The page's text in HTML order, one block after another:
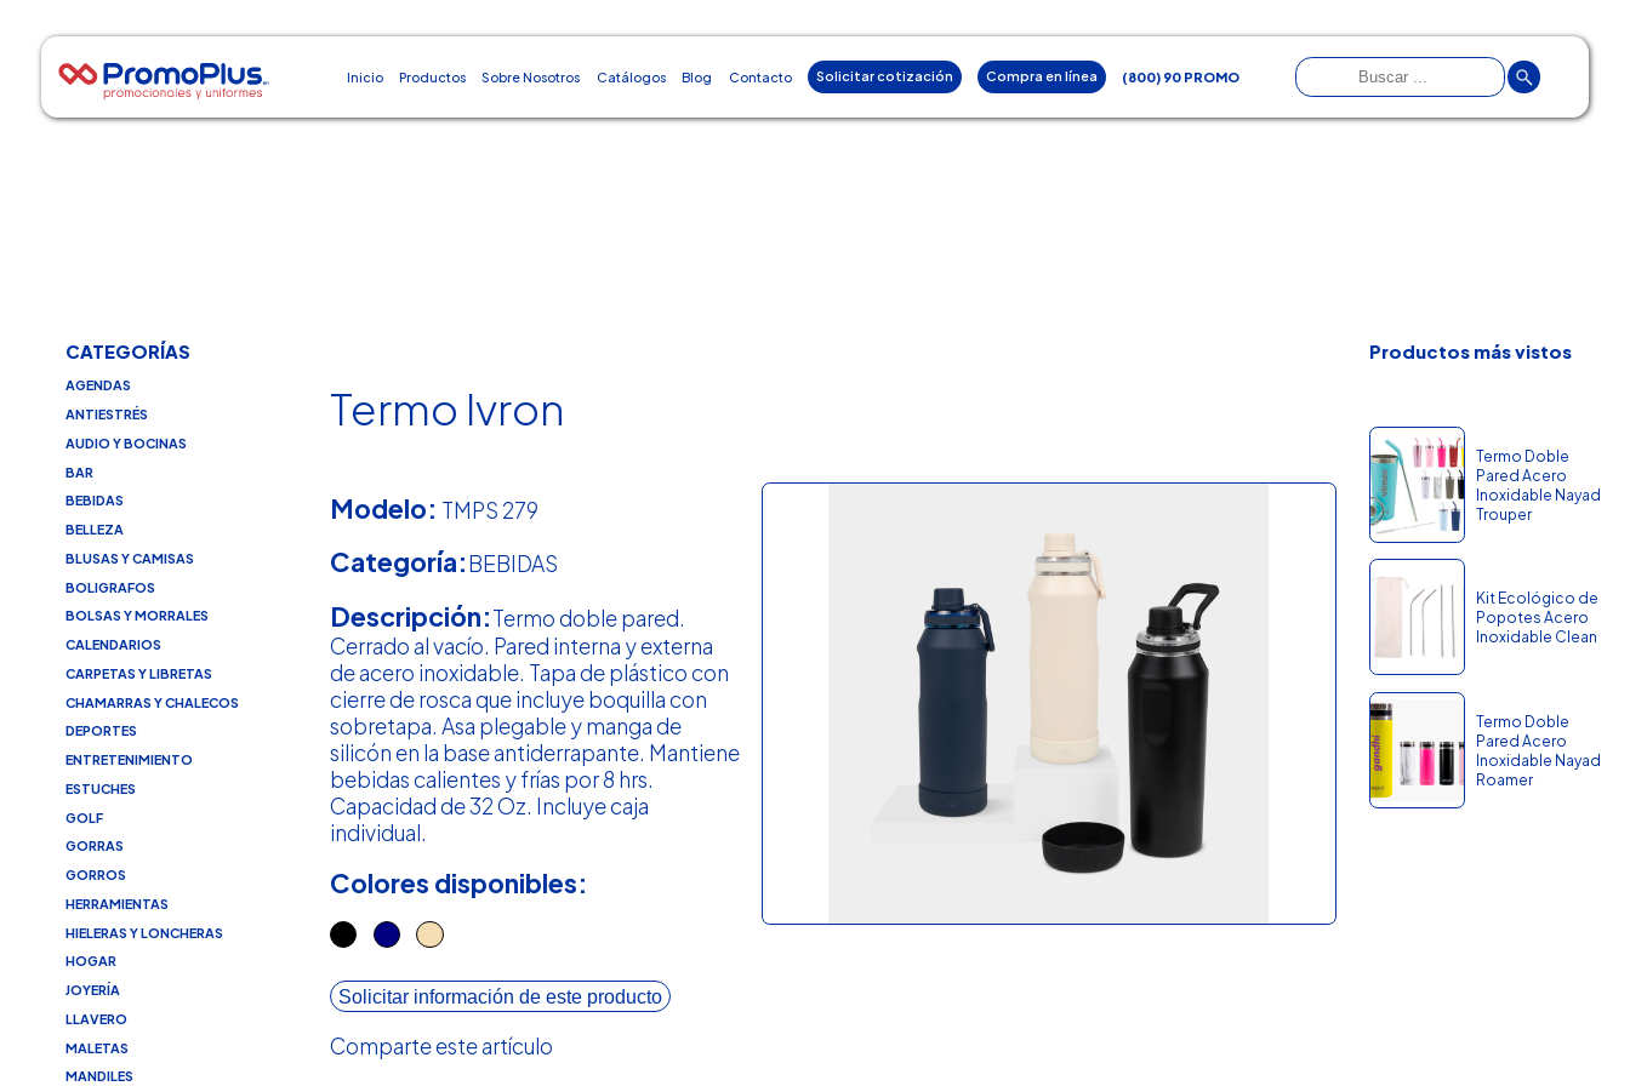
Inicio Productos Sobre Nosotros Catálogos Blog Contacto Solicitar cotización Compra en línea (800) 90 PROMO
CATEGORÍAS
AGENDAS
ANTIESTRÉS
AUDIO Y BOCINAS
BAR
BEBIDAS
BELLEZA
BLUSAS Y CAMISAS
BOLIGRAFOS
BOLSAS Y MORRALES
CALENDARIOS
CARPETAS Y LIBRETAS
CHAMARRAS Y CHALECOS
DEPORTES
ENTRETENIMIENTO
ESTUCHES
GOLF
GORRAS
GORROS
HERRAMIENTAS
HIELERAS Y LONCHERAS
HOGAR
JOYERÍA
LLAVERO
MALETAS
MANDILES
Termo Ivron
Modelo: TMPS 279
Categoría:BEBIDAS
Descripción:Termo doble pared.
Cerrado al vacío. Pared interna y externa
de acero inoxidable. Tapa de plástico con
cierre de rosca que incluye boquilla con
sobretapa. Asa plegable y manga de
silicón en la base antiderrapante. Mantiene
bebidas calientes y frías por 8 hrs.
Capacidad de 32 Oz. Incluye caja
individual.
Colores disponibles:
Solicitar información de este producto
Comparte este artículo
Productos más vistos
Termo Doble
Pared Acero
Inoxidable Nayad
Trouper
Kit Ecológico de
Popotes Acero
Inoxidable Clean
Termo Doble
Pared Acero
Inoxidable Nayad
Roamer